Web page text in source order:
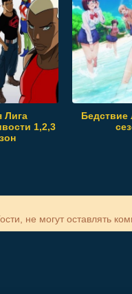
Лига
1,2,3
Бедствие
, не могут оставлять